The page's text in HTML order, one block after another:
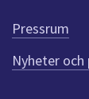
e
n
n
a
Pressrum
Nyheter